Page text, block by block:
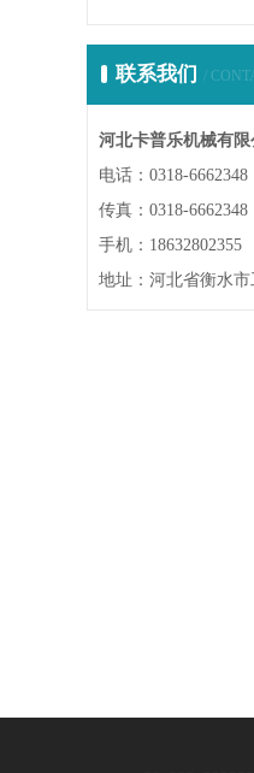
联系我们 /
河北卡普乐机械有限
电话：0318-6662348
传真：0318-6662348
手机：18632802355
地址：河北省衡水市